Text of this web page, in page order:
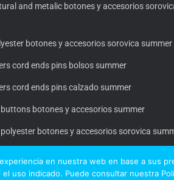
and metalic botones y accesorios
botones y accesorios sorovica summer
cord ends pins bolsos summer
cord ends pins calzado summer
botones y accesorios summer
botones y accesorios sorovica
en nuestra web en base a sus
uso indicado. Puede consultar nuestra